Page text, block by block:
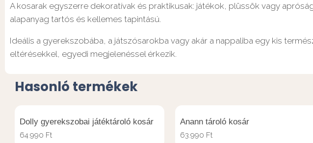
A kosarak egyszerre dekoratívak és praktikusak: játékok, plüssök vagy
alapanyag tartós és kellemes tapintású.
Ideális a gyerekszobába, a játszósarokba vagy akár a nappaliba egy kis
eltérésekkel, egyedi megjelenéssel érkezik.
Hasonló termékek
Dolly gyerekszobai játéktároló kosár
64.990 Ft
Anann tároló kosár
63.990 Ft